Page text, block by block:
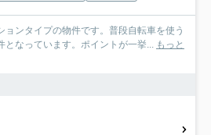
ョンタイプの物件です。普段自転車を使う
なっています。ポイントが一挙...
もっと